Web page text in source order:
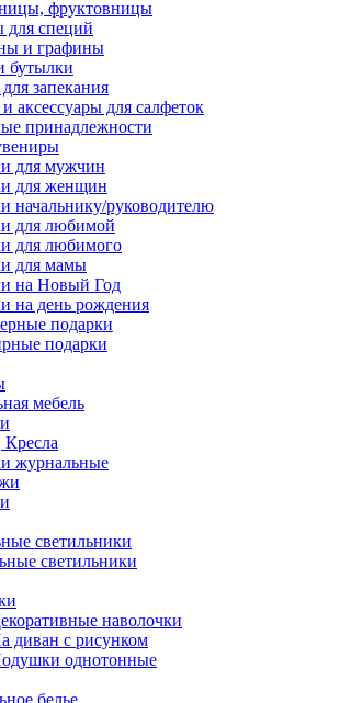
фруктовницы
для специй
и графины
бутылки
запекания
аксессуары для салфеток
принадлежности
для мужчин
для женщин
начальнику/руководителю
для любимой
для любимого
для мамы
на Новый Год
на день рождения
подарки
подарки
мебель
Кресла
журнальные
светильники
светильники
наволочки
диван с рисунком
однотонные
белье